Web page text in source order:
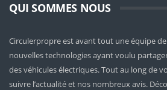
QUI SOMMES NOUS
Circulerpropre est avant tout une équipe
nouvelles technologies ayant voulu
des véhicules électriques. Tout au long de
suivre l’actualité et nos nombreux avis.